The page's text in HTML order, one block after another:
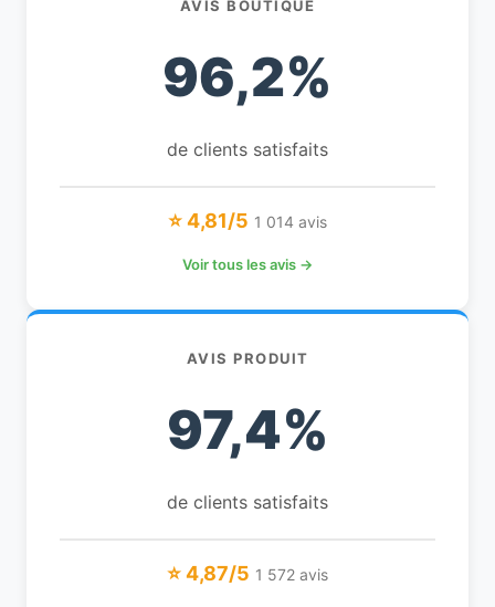
AVIS BOUTIQUE
96,2%
de clients satisfaits
⭐ 4,81/5 1 014 avis
Voir tous les avis →
AVIS PRODUIT
97,4%
de clients satisfaits
⭐ 4,87/5 1 572 avis